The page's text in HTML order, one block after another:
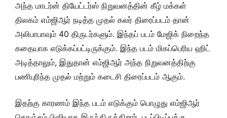
அந்த மாடர்ன் தியேட்டர்ஸ் நிறுவனத்தின் கீழ் மக்கள்
திலகம் எம்ஜிஆர் நடித்த முதல் கலர் திரைப்படம் தான்
அலிபாபாவும் 40 திருடர்களும். இந்தப் படம் மேஜிக் நிறைந்த
கதையாக எடுக்கப்பட்டிருக்கும். இந்த படம் மிகப்பெரிய ஹிட்
அடித்தாலும், இதுதான் எம்ஜிஆர் அந்த நிறுவனத்திற்கு
பணிபுரிந்த முதல் மற்றும் கடைசி திரைப்படம் ஆகும்.
இதற்கு காரணம் இந்த படம் எடுக்கும் பொழுது எம்ஜிஆர்